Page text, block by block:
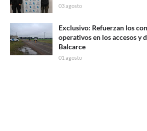
03 agosto
Exclusivo: Refuerzan los
operativos en los accesos y
Balcarce
01 agosto